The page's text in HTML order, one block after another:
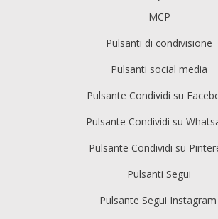
MCP
Pulsanti di condivisione
Pulsanti social media
Pulsante Condividi su
Pulsante Condividi su
Pulsante Condividi su
Pulsanti Segui
Pulsante Segui Instagram